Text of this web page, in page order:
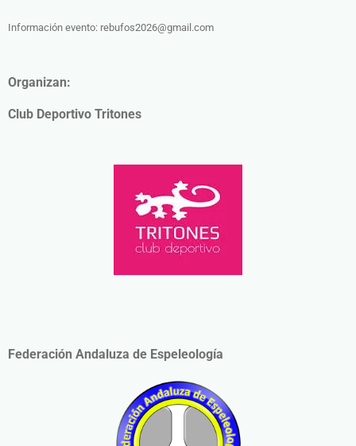
Información evento: rebufos2026@gmail.com
Organizan:
Club Deportivo Tritones
Federación Andaluza de Espeleología